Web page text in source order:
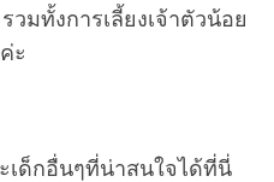
มทั้งการเลี้ยงเจ้าตัวน้อย
ะ
ด็กอื่นๆที่น่าสนใจได้ที่นี่